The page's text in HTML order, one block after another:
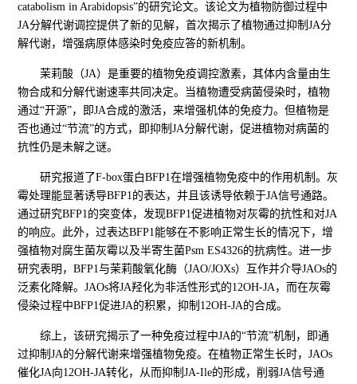
catabolism in Arabidopsis”的研究论文。该论文为植物防御过程中
JA分解代谢调控提供了新的见解，首次揭示了植物通过抑制JA分
解代谢，增强病原体感染时免疫应答的新机制。
茉莉酸（JA）是重要的植物免疫调控激素，其体内含量由生
物合成和分解代谢速率共同决定。当植物遭受病菌侵染时，植物
通过“开源”，即JA合成的激活，来增强机体的免疫力。但植物是
否也通过“节流”的方式，即抑制JA分解代谢，促进植物对病菌的
抗性仍是未解之谜。
研究报道了F-box蛋白BFP1在增强植物免疫中的作用机制。灰
霉处理能显著诱导BFP1的表达，并且该诱导依赖于JA信号通路。
通过研究BFP1的突变体，发现BFP1促进植物对灰霉的抗性和对JA
的响应。此外，过表达BFP1能够在不影响正常生长的情况下，增
强植物对腐生菌灰霉以及半寄生菌Psm ES4326的抗病性。进一步
研究表明，BFP1与茉莉酸氧化酶（JAO/JOXs）互作并介导JAOs的
泛素化降解。JAOs将JA羟化为非活性形式的12OH-JA，而在灰霉
侵染过程中BFP1促进JA的积累，抑制12OH-JA的合成。
综上，该研究揭示了一种免疫过程中JA的“节流”机制，即通
过抑制JA的分解代谢来增强植物免疫。在植物正常生长时，JAOs
催化JA向12OH-JA转化，从而抑制JA-Ile的形成，削弱JA信号通